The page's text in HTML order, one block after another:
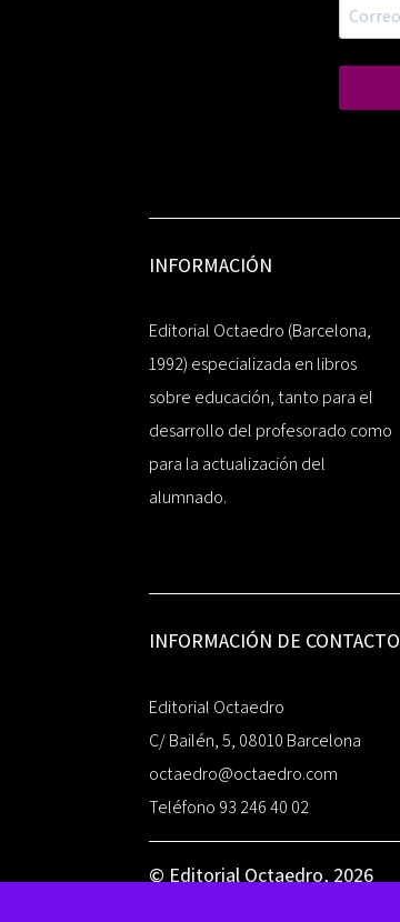
INFORMACIÓN
Editorial Octaedro (Barcelona,
1992) especializada en libros
sobre educación, tanto para el
desarrollo del profesorado como
para la actualización del
alumnado.
INFORMACIÓN DE CONTACTO
Editorial Octaedro
C/ Bailén, 5, 08010 Barcelona
octaedro@octaedro.com
Teléfono 93 246 40 02
© Editorial Octaedro, 2026